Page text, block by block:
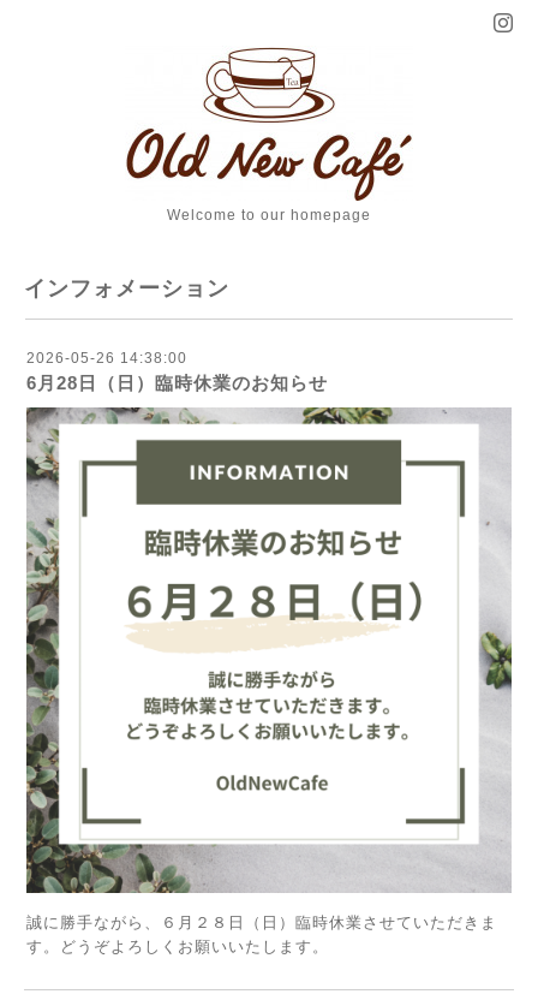
Welcome to our homepage
インフォメーション
2026-05-26 14:38:00
6月28日（日）臨時休業のお知らせ
誠に勝手ながら、６月２８日（日）臨時休業させていただきま
す。どうぞよろしくお願いいたします。